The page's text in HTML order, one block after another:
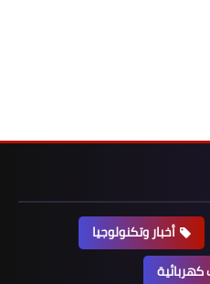
أخبار وتكنولوجيا
كهربائية